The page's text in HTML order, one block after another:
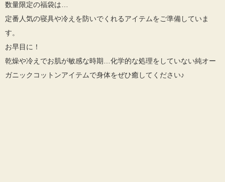
数量限定の福袋は…
定番人気の寝具や冷えを防いでくれるアイテムをご準備していま
す。
お早目に！
乾燥や冷えでお肌が敏感な時期…化学的な処理をしていない純オー
ガニックコットンアイテムで身体をぜひ癒してください♪